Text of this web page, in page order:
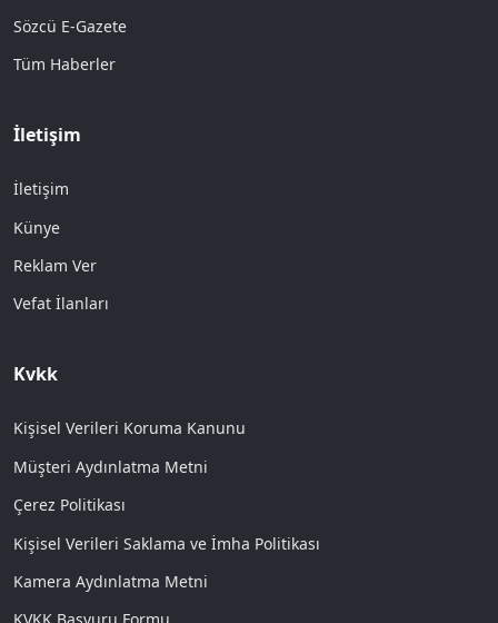
Sözcü E-Gazete
Tüm Haberler
İletişim
İletişim
Künye
Reklam Ver
Vefat İlanları
Kvkk
Kişisel Verileri Koruma Kanunu
Müşteri Aydınlatma Metni
Çerez Politikası
Kişisel Verileri Saklama ve İmha Politikası
Kamera Aydınlatma Metni